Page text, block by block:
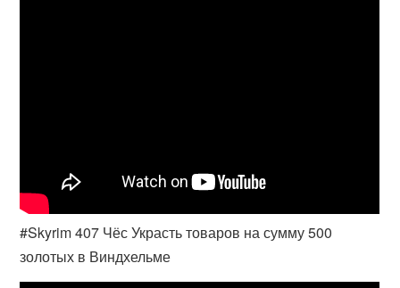
#Skyrim 407 Чёс Украсть товаров на сумму 500
золотых в Виндхельме